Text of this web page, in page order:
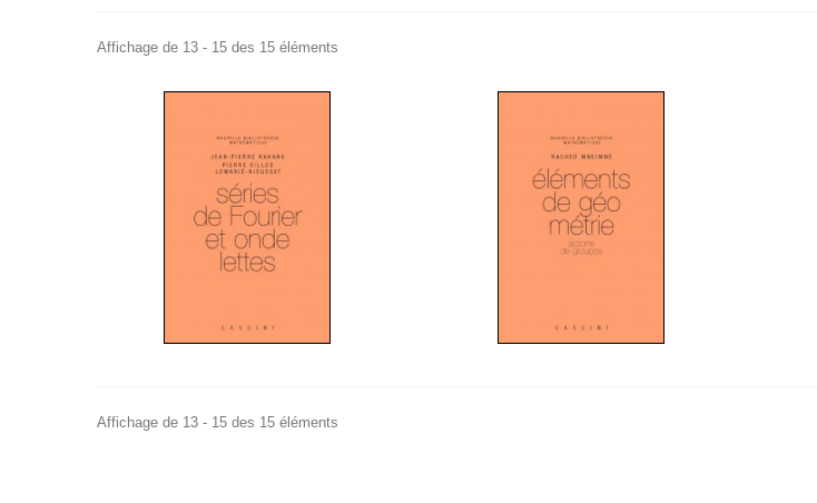
Affichage de 13 - 15 des 15 éléments
Affichage de 13 - 15 des 15 éléments